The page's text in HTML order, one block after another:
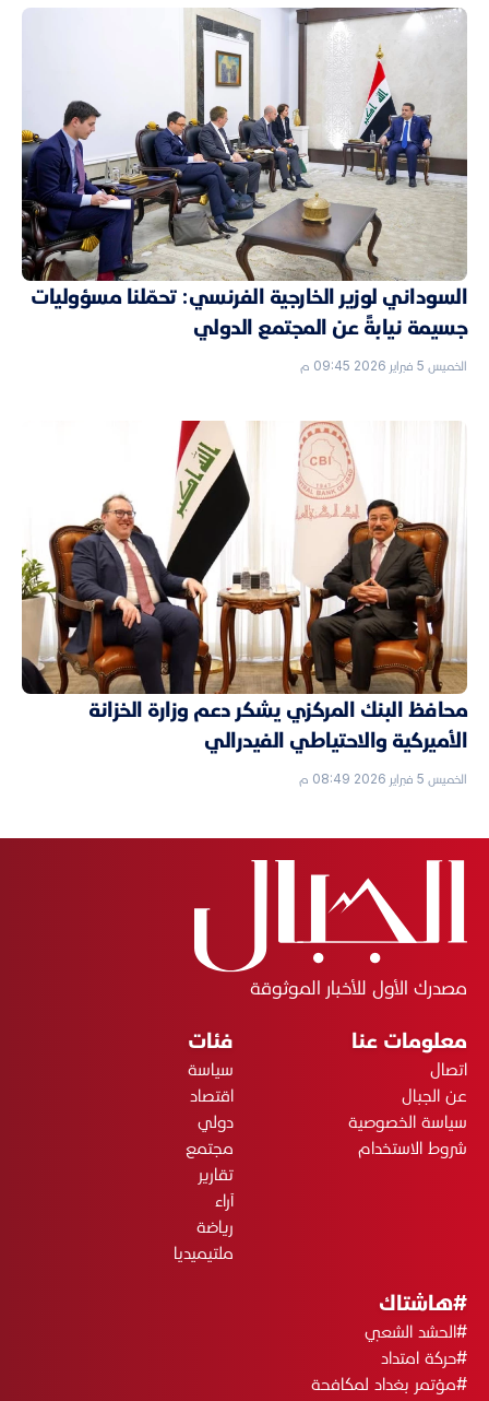
السوداني لوزير الخارجية الفرنسي: تحمّلنا مسؤوليات
جسيمة نيابةً عن المجتمع الدولي
الخميس 5 فبراير 2026 09:45 م
محافظ البنك المركزي يشكر دعم وزارة الخزانة
الأميركية والاحتياطي الفيدرالي
الخميس 5 فبراير 2026 08:49 م
مصدرك الأول للأخبار الموثوقة
معلومات عنا
اتصال
عن الجبال
سياسة الخصوصية
شروط الاستخدام
فئات
سياسة
اقتصاد
دولي
مجتمع
تقارير
آراء
رياضة
ملتيميديا
#هاشتاك
#الحشد الشعبي
#حركة امتداد
#مؤتمر بغداد لمكافحة